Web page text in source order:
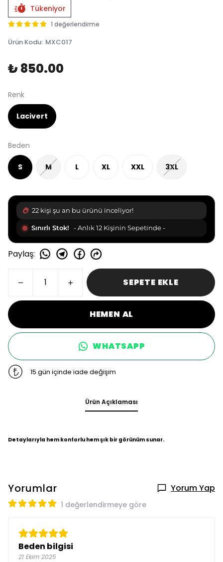
Tükeniyor
1 değerlendirme
Ürün Kodu: MXC017
₺ 850.00
Renk
Lacivert
Beden
S M L XL XXL 3XL
22 kişi şu an bu ürünü inceliyor!
Sınırlı Stok! - Anlık 12 Kişinin Sepetinde -
Paylaş:
SEPETE EKLE
HEMEN AL
WHATSAPP
15 gün içinde iade değişim
Ürün Açıklaması
Detaylarıyla hem konforlu hem şık bir görünüm sunar.
Yorumlar Yorum Yap
1 değerlendirmeye göre
Beden bilgisi
21 Ekim 2025